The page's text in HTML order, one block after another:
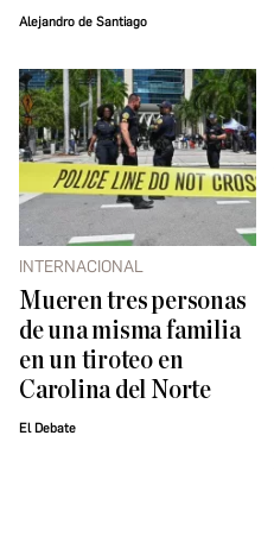
Alejandro de Santiago
INTERNACIONAL
Mueren tres personas
de una misma familia
en un tiroteo en
Carolina del Norte
El Debate